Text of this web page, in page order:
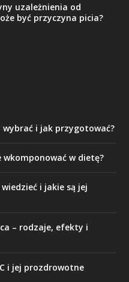
uzależnienia od
być przyczyna picia?
wybrać i jak przygotować?
wkomponować w dietę?
i jakie są jej
– rodzaje, efekty i
i jej prozdrowotne